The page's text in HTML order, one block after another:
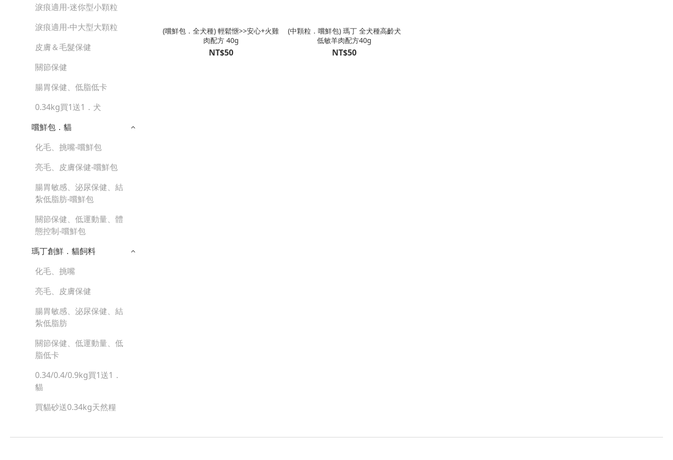
淚痕適用-迷你型小顆粒
淚痕適用-中大型大顆粒
皮膚＆毛髮保健
關節保健
腸胃保健、低脂低卡
0.34kg買1送1．犬
嚐鮮包．貓
化毛、挑嘴-嚐鮮包
亮毛、皮膚保健-嚐鮮包
腸胃敏感、泌尿保健、結
紮低脂肪-嚐鮮包
關節保健、低運動量、體
態控制-嚐鮮包
瑪丁創鮮．貓飼料
化毛、挑嘴
亮毛、皮膚保健
腸胃敏感、泌尿保健、結
紮低脂肪
關節保健、低運動量、低
脂低卡
0.34/0.4/0.9kg買1送1．
貓
買貓砂送0.34kg天然糧
(嚐鮮包．全犬種) 輕鬆愜>>安心+火雞
肉配方 40g
NT$50
(中顆粒．嚐鮮包) 瑪丁 全犬種高齡犬
低敏羊肉配方40g
NT$50